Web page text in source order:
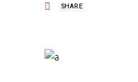
SHARE